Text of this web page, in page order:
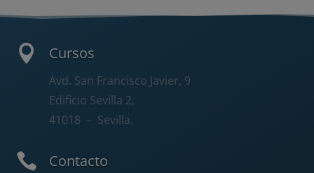
 Cursos
Avd. San Francisco Javier, 9
Edificio Sevilla 2,
41018 – Sevilla.
 Contacto